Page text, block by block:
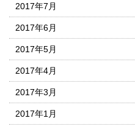
2017年7月
2017年6月
2017年5月
2017年4月
2017年3月
2017年1月